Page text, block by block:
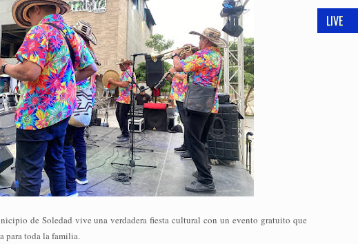
de Soledad vive una verdadera fiesta cultural con un evento gratuito que
para toda la familia.
LIVE